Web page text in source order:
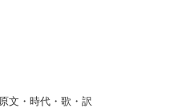
文・時代・歌・訳